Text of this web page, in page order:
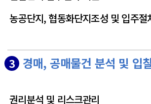
농공단지, 협동화단지조성 및 입주절
3 경매, 공매물건 분석 및 입
권리분석 및 리스크관리